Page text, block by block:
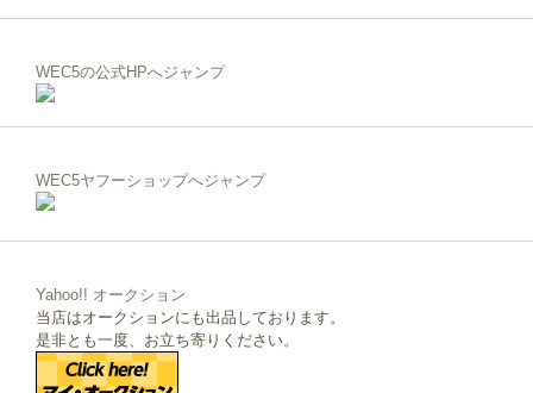
WEC5の公式HPへジャンプ
WEC5ヤフーショップへジャンプ
Yahoo!! オークション
当店はオークションにも出品しております。
是非とも一度、お立ち寄りください。